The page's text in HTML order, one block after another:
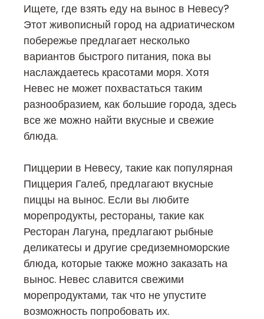
Ищете, где взять еду на вынос в Невесу?
Этот живописный город на адриатическом
побережье предлагает несколько
вариантов быстрого питания, пока вы
наслаждаетесь красотами моря. Хотя
Невес не может похвастаться таким
разнообразием, как большие города, здесь
все же можно найти вкусные и свежие
блюда.
Пиццерии в Невесу, такие как популярная
Пиццерия Галеб, предлагают вкусные
пиццы на вынос. Если вы любите
морепродукты, рестораны, такие как
Ресторан Лагуна, предлагают рыбные
деликатесы и другие средиземноморские
блюда, которые также можно заказать на
вынос. Невес славится свежими
морепродуктами, так что не упустите
возможность попробовать их.